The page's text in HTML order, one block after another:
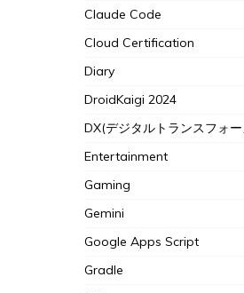
Claude Code
Cloud Certification
Diary
DroidKaigi 2024
DX(デジタルトランスフォ
Entertainment
Gaming
Gemini
Google Apps Script
Gradle